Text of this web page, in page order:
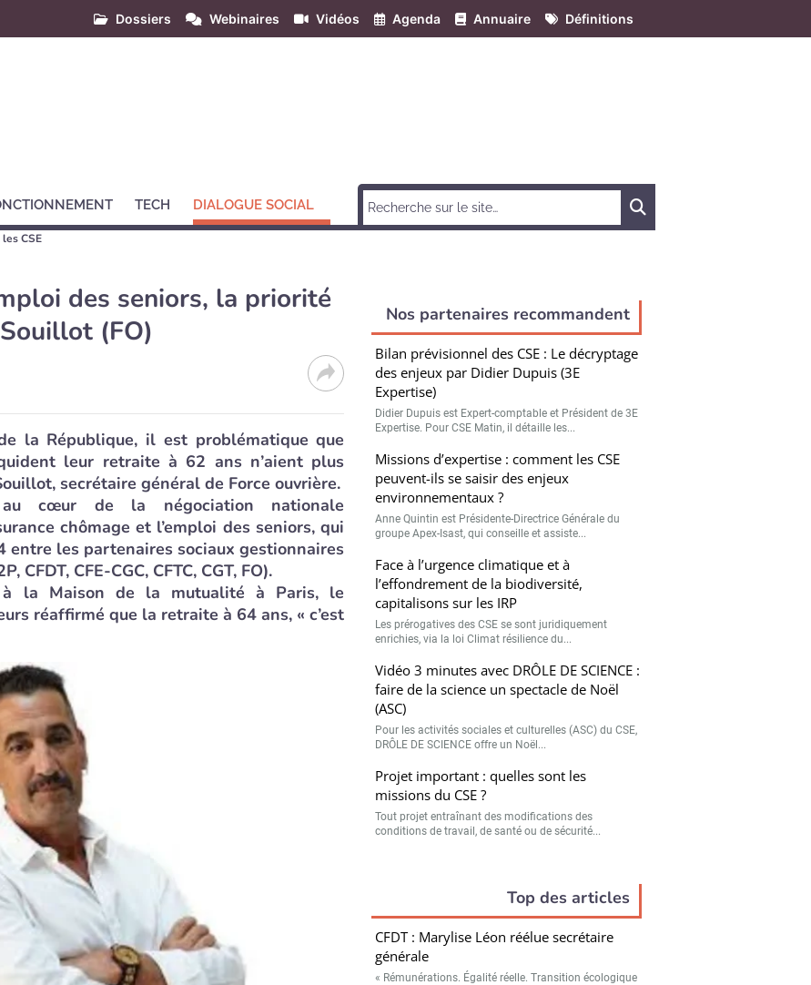
Dossiers Webinaires Vidéos Agenda Annuaire Définitions
TECH DIALOGUE SOCIAL
CSE
des seniors, la priorité
(FO)
la République, il est problématique que
leur retraite à 62 ans n’aient plus
secrétaire général de Force ouvrière.
cœur de la négociation nationale
chômage et l’emploi des seniors, qui
entre les partenaires sociaux gestionnaires
CFDT, CFE-CGC, CFTC, CGT, FO).
à la Maison de la mutualité à Paris, le
réaffirmé que la retraite à 64 ans, « c’est
Nos partenaires recommandent
Bilan prévisionnel des CSE : Le décryptage
des enjeux par Didier Dupuis (3E
Expertise)
Didier Dupuis est Expert-comptable et Président de 3E
Expertise. Pour CSE Matin, il détaille les...
Missions d’expertise : comment les CSE
peuvent-ils se saisir des enjeux
environnementaux ?
Anne Quintin est Présidente-Directrice Générale du
groupe Apex-Isast, qui conseille et assiste...
Face à l’urgence climatique et à
l’effondrement de la biodiversité,
capitalisons sur les IRP
Les prérogatives des CSE se sont juridiquement
enrichies, via la loi Climat résilience du...
Vidéo 3 minutes avec DRÔLE DE SCIENCE :
faire de la science un spectacle de Noël
(ASC)
Pour les activités sociales et culturelles (ASC) du CSE,
DRÔLE DE SCIENCE offre un Noël...
Projet important : quelles sont les
missions du CSE ?
Tout projet entraînant des modifications des
conditions de travail, de santé ou de sécurité...
Top des articles
CFDT : Marylise Léon réélue secrétaire
générale
« Rémunérations. Égalité réelle. Transition écologique